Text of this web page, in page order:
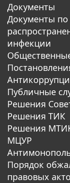
Документы
Документы
инфекции
Публичные
Решения
Решения ТИК
Решения
МЦУР
Порядок
правовых